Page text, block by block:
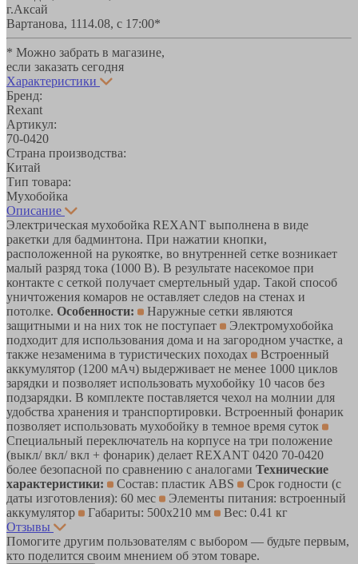
г.Аксай
Вартанова, 1114.08, с 17:00*
* Можно забрать в магазине,
если заказать сегодня
Характеристики
Бренд:
Rexant
Артикул:
70-0420
Страна производства:
Китай
Тип товара:
Мухобойка
Описание
Электрическая мухобойка REXANT выполнена в виде
ракетки для бадминтона. При нажатии кнопки,
расположенной на рукоятке, во внутренней сетке возникает
малый разряд тока (1000 В). В результате насекомое при
контакте с сеткой получает смертельный удар. Такой способ
уничтожения комаров не оставляет следов на стенах и
потолке. Особенности:
Наружные сетки являются
защитными и на них ток не поступает
Электромухобойка
подходит для использования дома и на загородном участке, а
также незаменима в туристических походах
Встроенный
аккумулятор (1200 мАч) выдерживает не менее 1000 циклов
зарядки и позволяет использовать мухобойку 10 часов без
подзарядки. В комплекте поставляется чехол на молнии для
удобства хранения и транспортировки. Встроенный фонарик
позволяет использовать мухобойку в темное время суток
Специальный переключатель на корпусе на три положение
(выкл/ вкл/ вкл + фонарик) делает REXANT 0420 70-0420
более безопасной по сравнению с аналогами Технические
характеристики:
Состав: пластик ABS
Срок годности (с
даты изготовления): 60 мес
Элементы питания: встроенный
аккумулятор
Габариты: 500х210 мм
Вес: 0.41 кг
Отзывы
Помогите другим пользователям с выбором — будьте первым,
кто поделится своим мнением об этом товаре.